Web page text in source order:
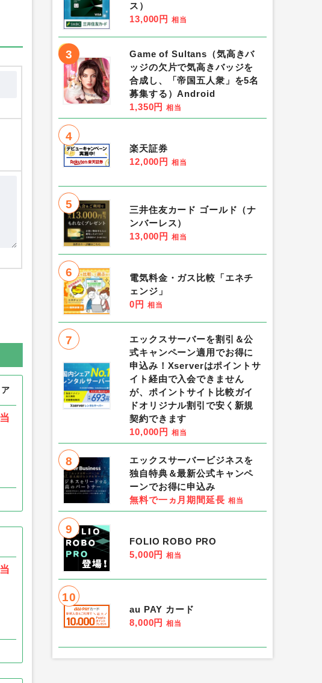
ス）
13,000円 相当
3
Game of Sultans（気高きバ
ッジの欠片で気高きバッジを
合成し、「帝国五人衆」を5名
募集する）Android
1,350円 相当
4
楽天証券
12,000円 相当
5
三井住友カード ゴールド（ナ
ンバーレス）
13,000円 相当
6
電気料金・ガス比較「エネチ
ェンジ」
0円 相当
7
エックスサーバーを割引＆公
式キャンペーン適用でお得に
申込み！Xserverはポイントサ
イト経由で入会できません
が、ポイントサイト比較ガイ
ドオリジナル割引で安く新規
契約できます
10,000円 相当
8
エックスサーバービジネスを
独自特典＆最新公式キャンペ
ーンでお得に申込み
無料で一ヵ月期間延長 相当
9
FOLIO ROBO PRO
5,000円 相当
10
au PAY カード
8,000円 相当